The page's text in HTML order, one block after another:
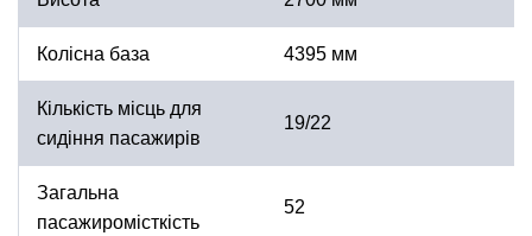
Колісна база 4395 мм
Кількість місць для
сидіння пасажирів
19/22
Загальна
пасажиромісткість
52